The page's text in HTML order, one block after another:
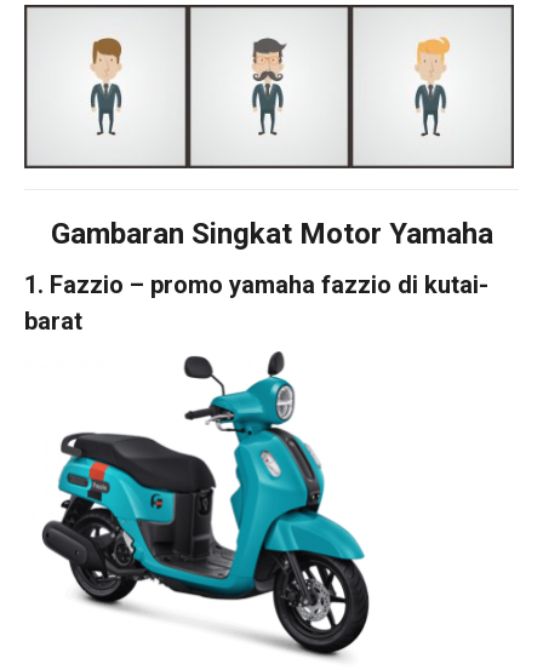
Gambaran Singkat Motor Yamaha
1. Fazzio – promo yamaha fazzio di kutai-
barat